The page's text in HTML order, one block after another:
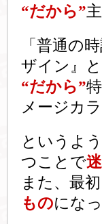
“だから”
「普通の
ザイン』
“だから”
メージカ
というよ
つことで
また、最
ものにな